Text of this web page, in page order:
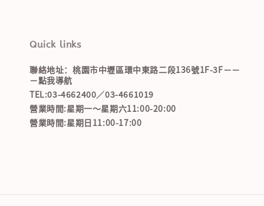
Quick links
聯絡地址：桃園市中壢區環中東路二段136號1F-3F－－
－點我導航
TEL:03-4662400／03-4661019
營業時間:星期一～星期六11:00-20:00
營業時間:星期日11:00-17:00